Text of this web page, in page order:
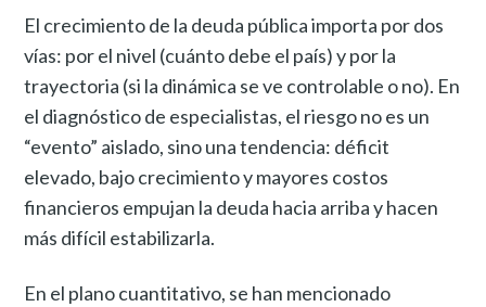
El crecimiento de la deuda pública importa por dos
vías: por el nivel (cuánto debe el país) y por la
trayectoria (si la dinámica se ve controlable o no). En
el diagnóstico de especialistas, el riesgo no es un
“evento” aislado, sino una tendencia: déficit
elevado, bajo crecimiento y mayores costos
financieros empujan la deuda hacia arriba y hacen
más difícil estabilizarla.
En el plano cuantitativo, se han mencionado